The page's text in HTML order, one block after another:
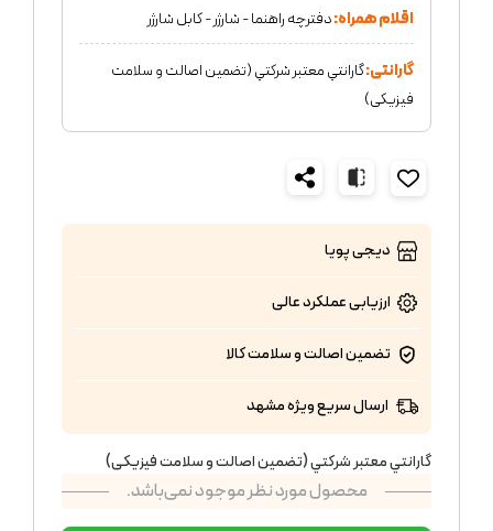
اقلام همراه:دفترچه راهنما - شارژر - کابل شارژر
گارانتی:گارانتي معتبر شركتي (تضمين اصالت و سلامت
فیزیکی)
دیجی پویا
ارزیابی عملکردعالی
تضمین اصالت و سلامت کالا
ارسال سریع ویژه مشهد
گارانتي معتبر شركتي (تضمين اصالت و سلامت فیزیکی)
محصول مورد نظر موجود نمی‌باشد.